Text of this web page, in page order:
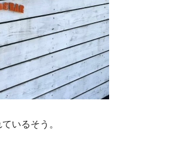
いるそう。